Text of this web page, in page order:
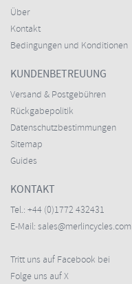
Über
Kontakt
Bedingungen und Konditionen
KUNDENBETREUUNG
Versand & Postgebühren
Rückgabepolitik
Datenschutzbestimmungen
Sitemap
Guides
KONTAKT
Tel.: +44 (0)1772 432431
E-Mail: sales@merlincycles.com
Tritt uns auf Facebook bei
Folge uns auf X